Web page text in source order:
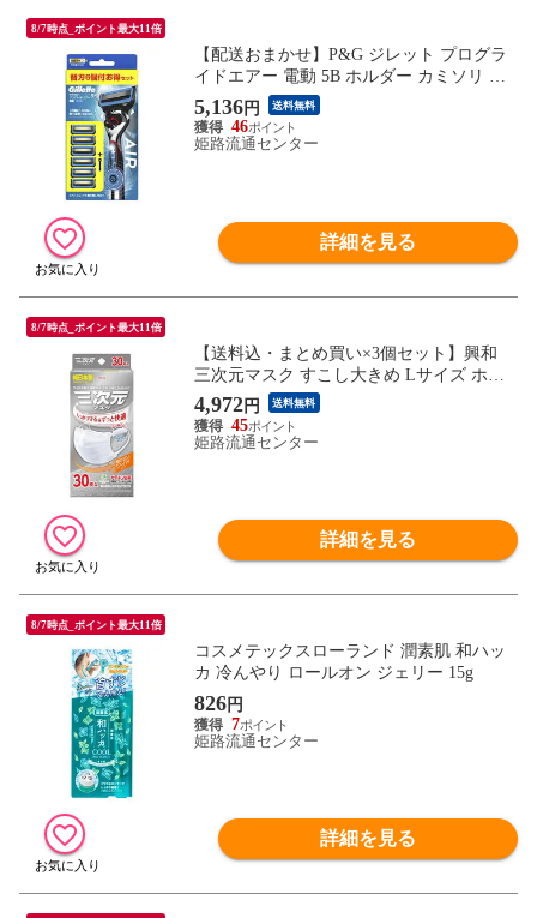
8/7時点_ポイント最大11倍
【配送おまかせ】P&G ジレット プログラ
イドエアー 電動 5B ホルダー カミソリ シ
ェーバー 替刃6個付 お得セット 1個
5,136円 送料無料
46
姫路流通センター
詳細を見る
8/7時点_ポイント最大11倍
【送料込・まとめ買い×3個セット】興和
三次元マスク すこし大きめ Lサイズ ホワ
イト 30枚入
4,972円 送料無料
45
姫路流通センター
詳細を見る
8/7時点_ポイント最大11倍
コスメテックスローランド 潤素肌 和ハッ
カ 冷んやり ロールオン ジェリー 15g
826円
7
姫路流通センター
詳細を見る